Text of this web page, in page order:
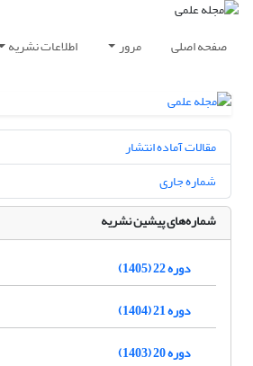
صفحه اصلی مرور اطلاعات نشریه
مقالات آماده انتشار
شماره جاری
شماره‌های پیشین نشریه
دوره 22 (1405)
دوره 21 (1404)
دوره 20 (1403)